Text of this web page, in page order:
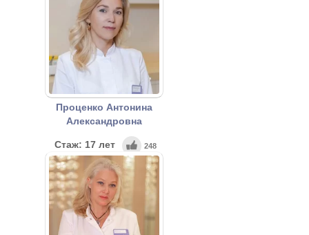
Проценко Антонина
Александровна
248
Стаж: 17 лет
Врач-офтальмолог